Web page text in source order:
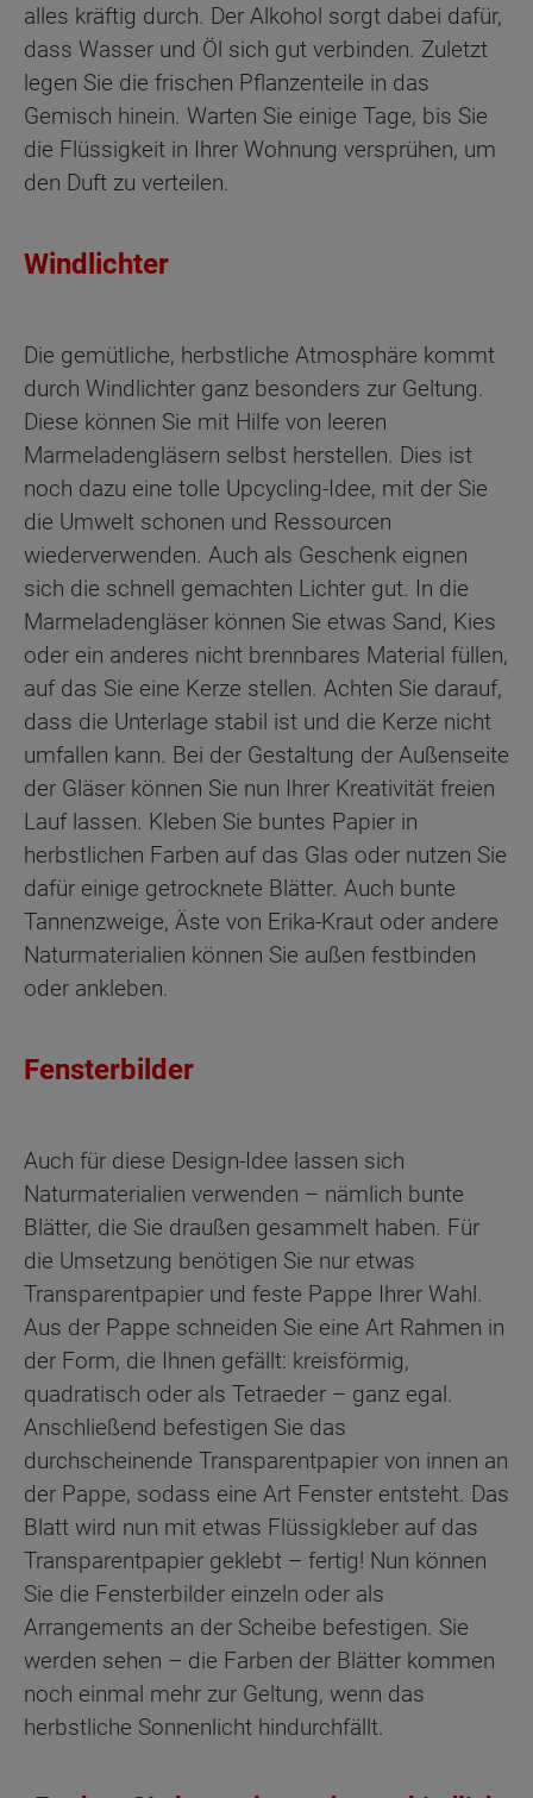
alles kräftig durch. Der Alkohol sorgt dabei dafür,
dass Wasser und Öl sich gut verbinden. Zuletzt
legen Sie die frischen Pflanzenteile in das
Gemisch hinein. Warten Sie einige Tage, bis Sie
die Flüssigkeit in Ihrer Wohnung versprühen, um
den Duft zu verteilen.
Windlichter
Die gemütliche, herbstliche Atmosphäre kommt
durch Windlichter ganz besonders zur Geltung.
Diese können Sie mit Hilfe von leeren
Marmeladengläsern selbst herstellen. Dies ist
noch dazu eine tolle Upcycling-Idee, mit der Sie
die Umwelt schonen und Ressourcen
wiederverwenden. Auch als Geschenk eignen
sich die schnell gemachten Lichter gut. In die
Marmeladengläser können Sie etwas Sand, Kies
oder ein anderes nicht brennbares Material füllen,
auf das Sie eine Kerze stellen. Achten Sie darauf,
dass die Unterlage stabil ist und die Kerze nicht
umfallen kann. Bei der Gestaltung der Außenseite
der Gläser können Sie nun Ihrer Kreativität freien
Lauf lassen. Kleben Sie buntes Papier in
herbstlichen Farben auf das Glas oder nutzen Sie
dafür einige getrocknete Blätter. Auch bunte
Tannenzweige, Äste von Erika-Kraut oder andere
Naturmaterialien können Sie außen festbinden
oder ankleben.
Fensterbilder
Auch für diese Design-Idee lassen sich
Naturmaterialien verwenden – nämlich bunte
Blätter, die Sie draußen gesammelt haben. Für
die Umsetzung benötigen Sie nur etwas
Transparentpapier und feste Pappe Ihrer Wahl.
Aus der Pappe schneiden Sie eine Art Rahmen in
der Form, die Ihnen gefällt: kreisförmig,
quadratisch oder als Tetraeder – ganz egal.
Anschließend befestigen Sie das
durchscheinende Transparentpapier von innen an
der Pappe, sodass eine Art Fenster entsteht. Das
Blatt wird nun mit etwas Flüssigkleber auf das
Transparentpapier geklebt – fertig! Nun können
Sie die Fensterbilder einzeln oder als
Arrangements an der Scheibe befestigen. Sie
werden sehen – die Farben der Blätter kommen
noch einmal mehr zur Geltung, wenn das
herbstliche Sonnenlicht hindurchfällt.